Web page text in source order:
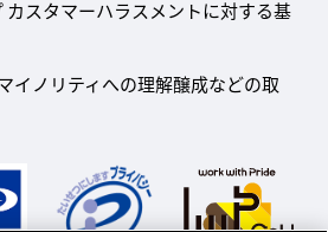
カスタマーハラスメントに対する基
イノリティへの理解醸成などの取